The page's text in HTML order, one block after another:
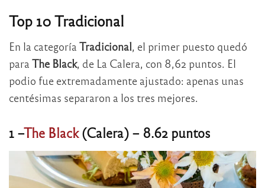
Top 10 Tradicional
En la categoría Tradicional, el primer puesto quedó
para The Black, de La Calera, con 8,62 puntos. El
podio fue extremadamente ajustado: apenas unas
centésimas separaron a los tres mejores.
1 –The Black(Calera) – 8.62 puntos